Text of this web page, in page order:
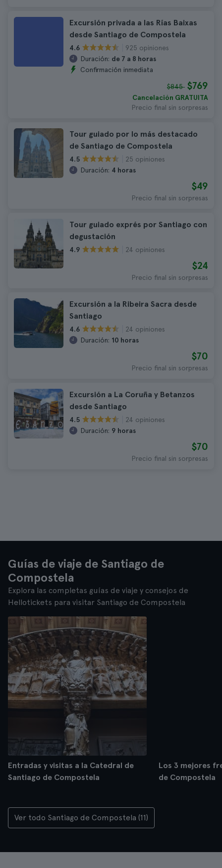
Excursión privada a las Rías Baixas
desde Santiago de Compostela
4.6
925 opiniones
Duración: de 7 a 8 horas
Confirmación inmediata
$845 $769
Cancelación GRATUITA
Precio final sin sorpresas
Tour guiado por lo más destacado
de Santiago de Compostela
4.5
25 opiniones
Duración: 4 horas
$49
Precio final sin sorpresas
Tour guiado exprés por Santiago con
degustación
4.9 24 opiniones
$24
Precio final sin sorpresas
Excursión a la Ribeira Sacra desde
Santiago
4.6
24 opiniones
Duración: 10 horas
$70
Precio final sin sorpresas
Excursión a La Coruña y Betanzos
desde Santiago
4.5
24 opiniones
Duración: 9 horas
$70
Precio final sin sorpresas
Guías de viaje de Santiago de
Compostela
Explora las completas guías de viaje y consejos de
Hellotickets para visitar Santiago de Compostela
Entradas y visitas a la Catedral de
Santiago de Compostela
Los 3 mejores
de Compostela
Ver todo Santiago de Compostela (11)